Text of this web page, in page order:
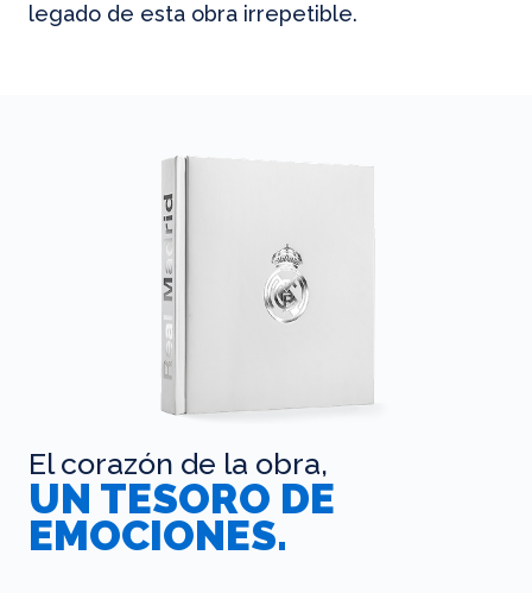
legado de esta obra irrepetible.
El corazón de la obra,
UN TESORO DE
EMOCIONES.